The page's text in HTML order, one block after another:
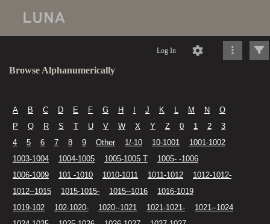
Log In
Browse Alphanumerically
A B C D E F G H J K L M N
O
P
Q R S T U V W X Y Z 0 1 2
3
4
5 6 7 8 9 Other 1/-10 10-1001
1001-1002
1003-1004
1004-1005 1005-1005 T
1005- -1006
1006-1009
101 -1010 1010-1011 1011-1012
1012-1012-
1012--1015
1015-1015- 1015--1016
1016-1019
1019-102
102-1020- 1020--1021 1021-1021-
1021--1024